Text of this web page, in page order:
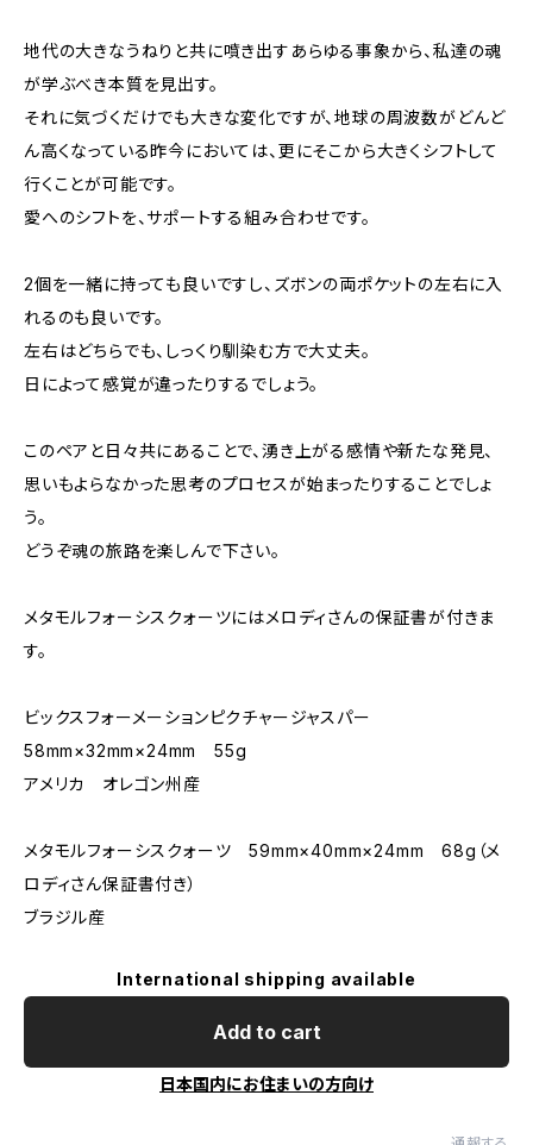
地代の大きなうねりと共に噴き出すあらゆる事象から、私達の魂
が学ぶべき本質を見出す。
それに気づくだけでも大きな変化ですが、地球の周波数がどんど
ん高くなっている昨今においては、更にそこから大きくシフトして
行くことが可能です。
愛へのシフトを、サポートする組み合わせです。
2個を一緒に持っても良いですし、ズボンの両ポケットの左右に入
れるのも良いです。
左右はどちらでも、しっくり馴染む方で大丈夫。
日によって感覚が違ったりするでしょう。
このペアと日々共にあることで、湧き上がる感情や新たな発見、
思いもよらなかった思考のプロセスが始まったりすることでしょ
う。
どうぞ魂の旅路を楽しんで下さい。
メタモルフォーシスクォーツにはメロディさんの保証書が付きま
す。
ビックスフォーメーションピクチャージャスパー
58mm×32mm×24mm 55g
アメリカ オレゴン州産
メタモルフォーシスクォーツ 59mm×40mm×24mm 68g（メ
ロディさん保証書付き）
ブラジル産
International shipping available
Add to cart
日本国内にお住まいの方向け